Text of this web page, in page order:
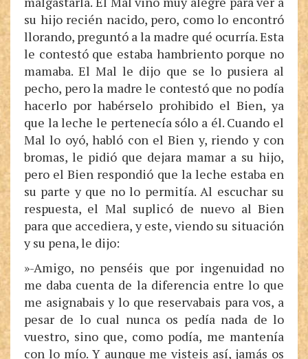
su hijo recién nacido, pero, como lo encontró
llorando, preguntó a la madre qué ocurría. Esta
le contestó que estaba hambriento porque no
mamaba. El Mal le dijo que se lo pusiera al
pecho, pero la madre le contestó que no podía
hacerlo por habérselo prohibido el Bien, ya
que la leche le pertenecía sólo a él. Cuando el
Mal lo oyó, habló con el Bien y, riendo y con
bromas, le pidió que dejara mamar a su hijo,
pero el Bien respondió que la leche estaba en
su parte y que no lo permitía. Al escuchar su
respuesta, el Mal suplicó de nuevo al Bien
para que accediera, y este, viendo su situación
y su pena, le dijo:
»-Amigo, no penséis que por ingenuidad no
me daba cuenta de la diferencia entre lo que
me asignabais y lo que reservabais para vos, a
pesar de lo cual nunca os pedía nada de lo
vuestro, sino que, como podía, me mantenía
con lo mío. Y aunque me visteis así, jamás os